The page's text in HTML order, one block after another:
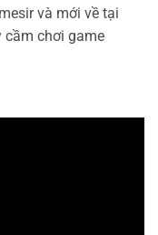
và mới về tại
cầm chơi game